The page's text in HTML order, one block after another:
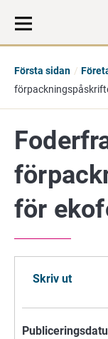
Första sidan
för
Skriv ut